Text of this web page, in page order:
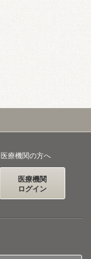
医療機関の方へ
医療機関
ログイン